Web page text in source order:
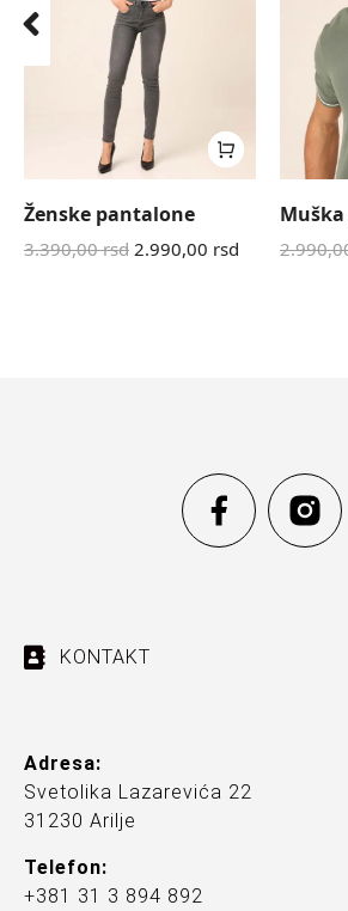
Ženske pantalone
3.390,00rsd 2.990,00 rsd
KONTAKT
Adresa:
Svetolika Lazarevića 22
31230 Arilje
Telefon:
+381 31 3 894 892